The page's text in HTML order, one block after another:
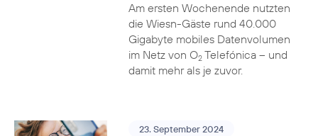
Am ersten Wochenende nutzten
die Wiesn-Gäste rund 40.000
Gigabyte mobiles Datenvolumen
im Netz von O2Telefónica – und
damit mehr als je zuvor.
23. September 2024